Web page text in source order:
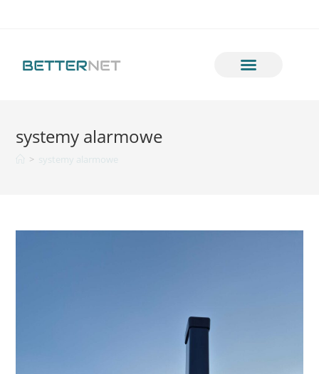
systemy alarmowe
> systemy alarmowe